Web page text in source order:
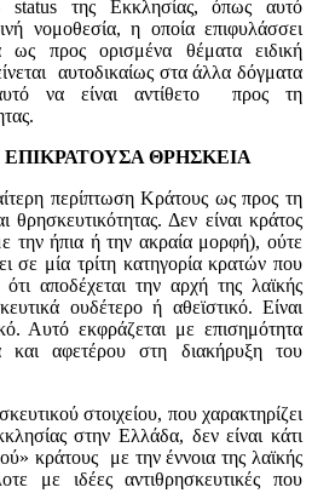
status της Εκκλησίας, όπως αυτό
νομοθεσία, η οποία επιφυλάσσει
προς ορισμένα θέματα ειδική
αυτοδικαίως στα άλλα δόγματα
να είναι αντίθετο προς τη
ΕΠΙΚΡΑΤΟΥΣΑ ΘΡΗΣΚΕΙΑ
περίπτωση Κράτους ως προς τη
θρησκευτικότητας. Δεν είναι κράτος
την ήπια ή την ακραία μορφή), ούτε
σε μία τρίτη κατηγορία κρατών που
αποδέχεται την αρχή της λαϊκής
ουδέτερο ή αθεϊστικό. Είναι
Αυτό εκφράζεται με επισημότητα
και αφετέρου στη διακήρυξη του
στοιχείου, που χαρακτηρίζει
στην Ελλάδα, δεν είναι κάτι
κράτους με την έννοια της λαϊκής
με ιδέες αντιθρησκευτικές που